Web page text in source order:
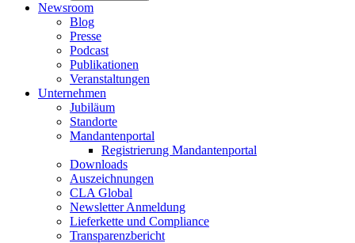
Newsroom
Blog
Presse
Podcast
Publikationen
Veranstaltungen
Unternehmen
Jubiläum
Standorte
Mandantenportal
Registrierung Mandantenportal
Downloads
Auszeichnungen
CLA Global
NewsletterAnmeldung
Lieferkette und Compliance
Transparenzbericht